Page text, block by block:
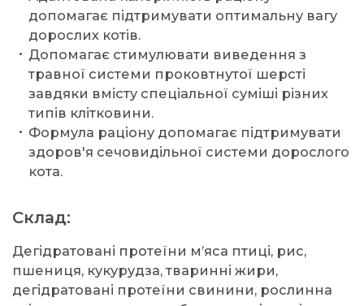
допомагає підтримувати оптимальну вагу
дорослих котів.
Допомагає стимулювати виведення з
травної системи проковтнутої шерсті
завдяки вмісту спеціальної суміші різних
типів клітковини.
Формула раціону допомагає підтримувати
здоров'я сечовидільної системи дорослого
кота.
Склад:
Дегідратовані протеїни м’яса птиці, рис,
пшениця, кукурудза, тваринні жири,
дегідратовані протеїни свинини, рослинна